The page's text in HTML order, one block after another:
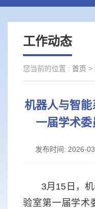
工作动态
您当前的位置 : 首页 >
机器人与智
一届学术
发布时间: 2026-
3月15日，
验室第一届学术